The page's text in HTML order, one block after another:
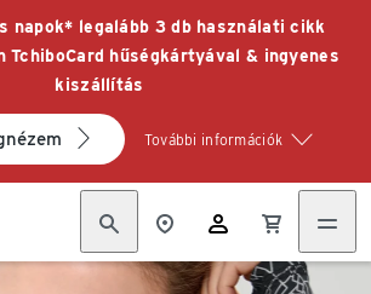
napok* legalább 3 db használati cikk
TchiboCard hűségkártyával & ingyenes
kiszállítás
További információk